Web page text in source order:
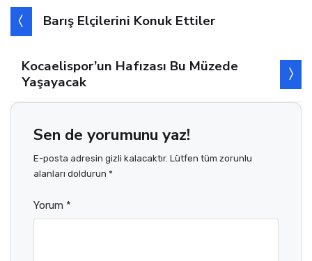
Barış Elçilerini Konuk Ettiler
Kocaelispor’un Hafızası Bu Müzede
Yaşayacak
Sen de yorumunu yaz!
E-posta adresin gizli kalacaktır. Lütfen tüm zorunlu
alanları doldurun *
Yorum *